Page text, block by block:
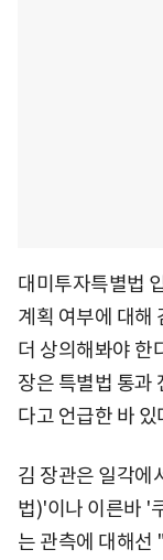
대미투자특별법
계획 여부에 대해
더 상의해봐야 한
장은 특별법 통과
다고 언급한 바 있
김 장관은 일각에
법)'이나 이른바 '
는 관측에 대해선